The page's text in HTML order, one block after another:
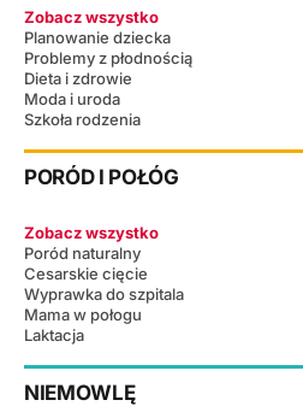
Zobacz wszystko
Planowanie dziecka
Problemy z płodnością
Dieta i zdrowie
Moda i uroda
Szkoła rodzenia
PORÓD I POŁÓG
Zobacz wszystko
Poród naturalny
Cesarskie cięcie
Wyprawka do szpitala
Mama w połogu
Laktacja
NIEMOWLĘ